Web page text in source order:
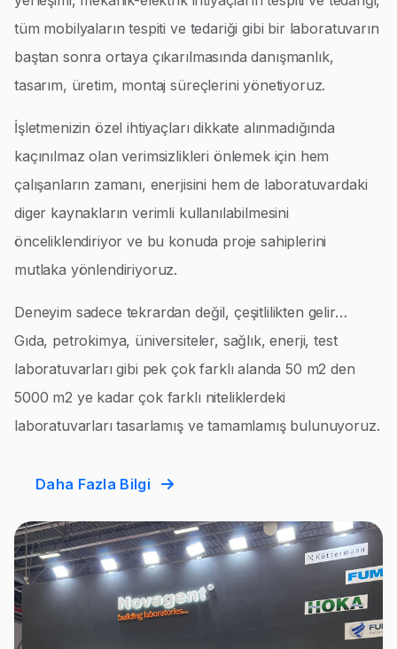
tüm mobilyaların tespiti ve tedariği gibi bir laboratuvarın
baştan sonra ortaya çıkarılmasında danışmanlık,
tasarım, üretim, montaj süreçlerini yönetiyoruz.
İşletmenizin özel ihtiyaçları dikkate alınmadığında
kaçınılmaz olan verimsizlikleri önlemek için hem
çalışanların zamanı, enerjisini hem de laboratuvardaki
diger kaynakların verimli kullanılabilmesini
önceliklendiriyor ve bu konuda proje sahiplerini
mutlaka yönlendiriyoruz.
Deneyim sadece tekrardan değil, çeşitlilikten gelir…
Gıda, petrokimya, üniversiteler, sağlık, enerji, test
laboratuvarları gibi pek çok farklı alanda 50 m2 den
5000 m2 ye kadar çok farklı niteliklerdeki
laboratuvarları tasarlamış ve tamamlamış bulunuyoruz.
Daha Fazla Bilgi